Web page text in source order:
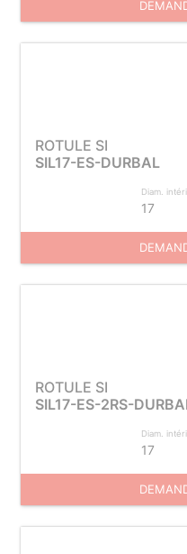
ROTULE SI
SIL17-ES-DURBAL
Diam.
17
ROTULE SI
SIL17-ES-2RS-
Diam.
17